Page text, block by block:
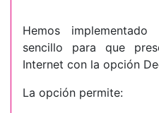
Hemos
sencillo para que
Internet con la opción
La opción permite: